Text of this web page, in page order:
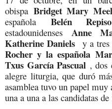
obispa Bridget Mary
española Belén
estadounidenses Anne
Katherine Daniels y a
Rocher y la española
Txus García Pascual , dos
alegre liturgia, que duró
asamblea tuvo un papel muy
una a una a las candidatas